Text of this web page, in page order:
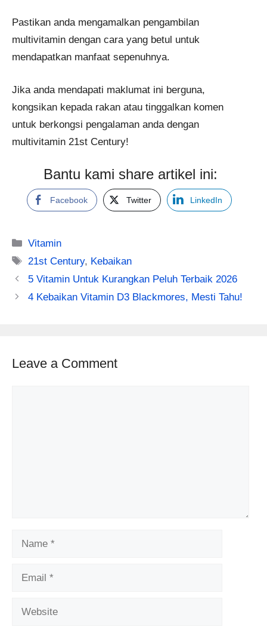
Pastikan anda mengamalkan pengambilan
multivitamin dengan cara yang betul untuk
mendapatkan manfaat sepenuhnya.
Jika anda mendapati maklumat ini berguna,
kongsikan kepada rakan atau tinggalkan komen
untuk berkongsi pengalaman anda dengan
multivitamin 21st Century!
Bantu kami share artikel ini:
Facebook Twitter LinkedIn
Categories
Vitamin
Tags
21st Century, Kebaikan
5 Vitamin Untuk Kurangkan Peluh Terbaik 2026
4 Kebaikan Vitamin D3 Blackmores, Mesti Tahu!
Leave a Comment
Name
Email
Website